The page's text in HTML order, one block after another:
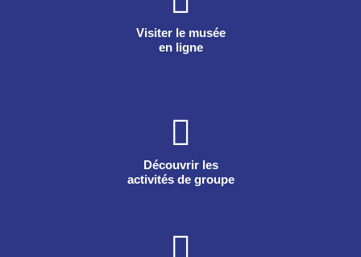
Visiter le musée
en ligne
Découvrir les
activités de groupe